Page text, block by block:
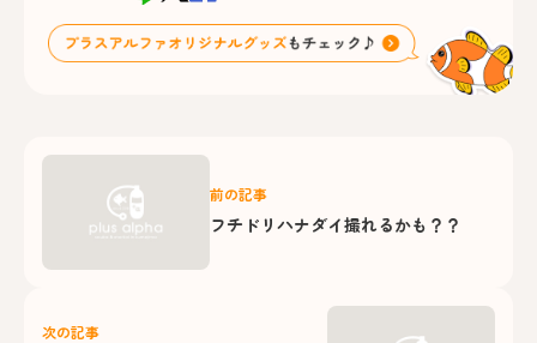
前の記事
フチドリハナダイ撮れるかも？？
次の記事